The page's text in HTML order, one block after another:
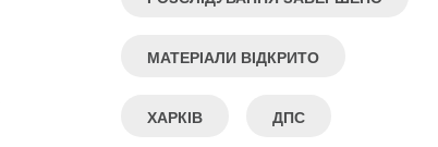
МАТЕРІАЛИ ВІДКРИТО
ХАРКІВ ДПС